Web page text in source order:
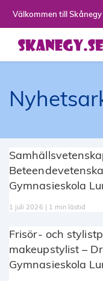
Välkommen till
Gymnasieskola
1 juli 2026 | 1 min lästid
Frisör- och
makeupstylist –
Gymnasieskola